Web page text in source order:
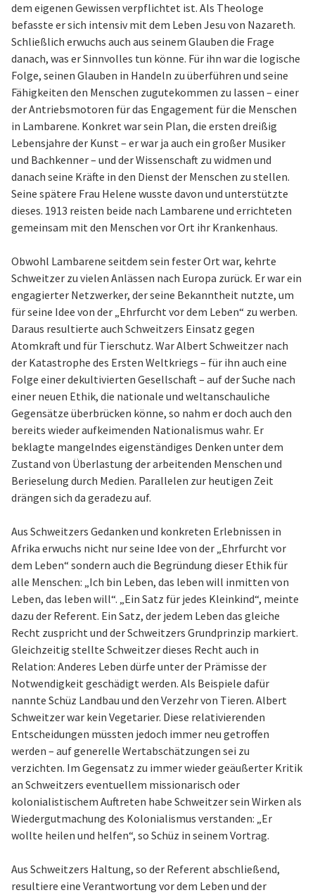
dem eigenen Gewissen verpflichtet ist. Als Theologe
befasste er sich intensiv mit dem Leben Jesu von Nazareth.
Schließlich erwuchs auch aus seinem Glauben die Frage
danach, was er Sinnvolles tun könne. Für ihn war die logische
Folge, seinen Glauben in Handeln zu überführen und seine
Fähigkeiten den Menschen zugutekommen zu lassen – einer
der Antriebsmotoren für das Engagement für die Menschen
in Lambarene. Konkret war sein Plan, die ersten dreißig
Lebensjahre der Kunst – er war ja auch ein großer Musiker
und Bachkenner – und der Wissenschaft zu widmen und
danach seine Kräfte in den Dienst der Menschen zu stellen.
Seine spätere Frau Helene wusste davon und unterstützte
dieses. 1913 reisten beide nach Lambarene und errichteten
gemeinsam mit den Menschen vor Ort ihr Krankenhaus.
Obwohl Lambarene seitdem sein fester Ort war, kehrte
Schweitzer zu vielen Anlässen nach Europa zurück. Er war ein
engagierter Netzwerker, der seine Bekanntheit nutzte, um
für seine Idee von der „Ehrfurcht vor dem Leben“ zu werben.
Daraus resultierte auch Schweitzers Einsatz gegen
Atomkraft und für Tierschutz. War Albert Schweitzer nach
der Katastrophe des Ersten Weltkriegs – für ihn auch eine
Folge einer dekultivierten Gesellschaft – auf der Suche nach
einer neuen Ethik, die nationale und weltanschauliche
Gegensätze überbrücken könne, so nahm er doch auch den
bereits wieder aufkeimenden Nationalismus wahr. Er
beklagte mangelndes eigenständiges Denken unter dem
Zustand von Überlastung der arbeitenden Menschen und
Berieselung durch Medien. Parallelen zur heutigen Zeit
drängen sich da geradezu auf.
Aus Schweitzers Gedanken und konkreten Erlebnissen in
Afrika erwuchs nicht nur seine Idee von der „Ehrfurcht vor
dem Leben“ sondern auch die Begründung dieser Ethik für
alle Menschen: „Ich bin Leben, das leben will inmitten von
Leben, das leben will“. „Ein Satz für jedes Kleinkind“, meinte
dazu der Referent. Ein Satz, der jedem Leben das gleiche
Recht zuspricht und der Schweitzers Grundprinzip markiert.
Gleichzeitig stellte Schweitzer dieses Recht auch in
Relation: Anderes Leben dürfe unter der Prämisse der
Notwendigkeit geschädigt werden. Als Beispiele dafür
nannte Schüz Landbau und den Verzehr von Tieren. Albert
Schweitzer war kein Vegetarier. Diese relativierenden
Entscheidungen müssten jedoch immer neu getroffen
werden – auf generelle Wertabschätzungen sei zu
verzichten. Im Gegensatz zu immer wieder geäußerter Kritik
an Schweitzers eventuellem missionarisch oder
kolonialistischem Auftreten habe Schweitzer sein Wirken als
Wiedergutmachung des Kolonialismus verstanden: „Er
wollte heilen und helfen“, so Schüz in seinem Vortrag.
Aus Schweitzers Haltung, so der Referent abschließend,
resultiere eine Verantwortung vor dem Leben und der